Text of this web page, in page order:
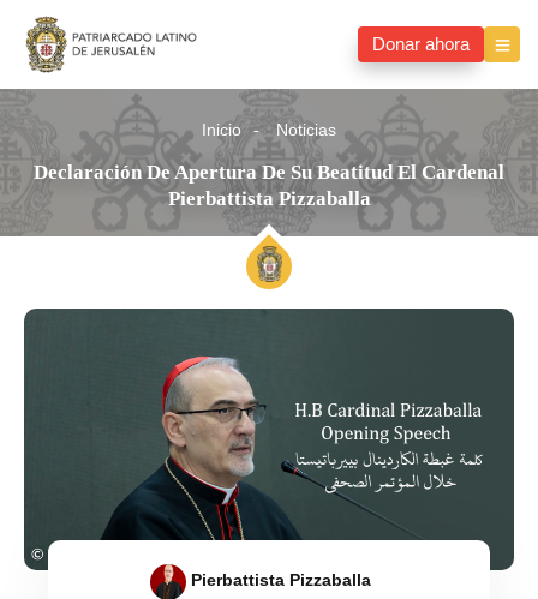
Donar ahora
Inicio Noticias
Declaración De Apertura De Su Beatitud El Cardenal
Pierbattista Pizzaballa
Pierbattista Pizzaballa